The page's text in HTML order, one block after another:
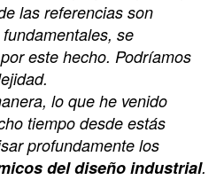
las referencias son
se
este hecho. Podríamos
lo que he venido
tiempo desde estás
profundamente los
del diseño industrial.